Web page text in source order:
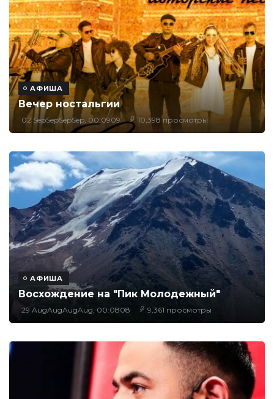
АФИША
Вечер ностальгии
02 SepSepSepSep, 00:0909 10,398 просмотры
АФИША
Восхождение на "Пик Молодежный"
29 AugAugAugAug, 00:0808 9,361 просмотры